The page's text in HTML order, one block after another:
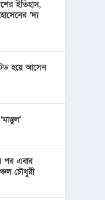
ইতিহাস,
‘দ্য
হয়ে আসেন
পর এবার
চৌধুরী